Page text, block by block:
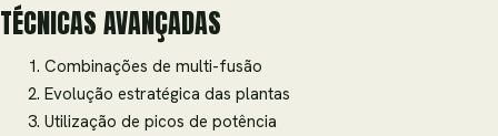
TÉCNICAS AVANÇADAS
Combinações de multi-fusão
Evolução estratégica das plantas
Utilização de picos de potência